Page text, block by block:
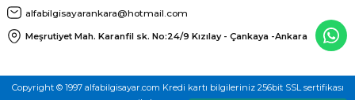
alfabilgisayarankara@hotmail.com
Meşrutiyet Mah. Karanfil sk. No:24/9 Kızılay - Çankaya -Ankara
Copyright © 1997 alfabilgisayar.com Kredi kartı bilgileriniz 256bit SSL sertifikası